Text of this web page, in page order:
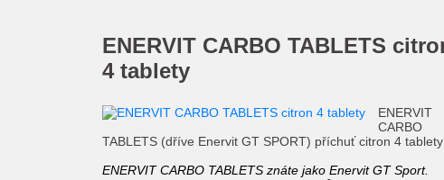
ENERVIT CARBO TABLETS citron
4 tablety
ENERVIT
CARBO
TABLETS (dříve Enervit GT SPORT) příchuť citron 4 tablety
ENERVIT CARBO TABLETS znáte jako Enervit GT Sport.